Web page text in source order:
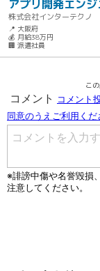
アプリ開発エンジ
株式会社インターテクノ
📍 大阪府
💰 月給38万円
🏢 派遣社員
こ